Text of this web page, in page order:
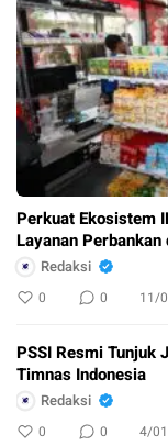
Perkuat Ekosistem
Layanan Perbankan
Redaksi
0 0 11/
PSSI Resmi Tunjuk
Timnas Indonesia
Redaksi
0 0 4/